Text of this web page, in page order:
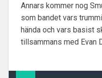
Annars kommer nog
som bandet vars
hända och vars basist
tillsammans med Evan